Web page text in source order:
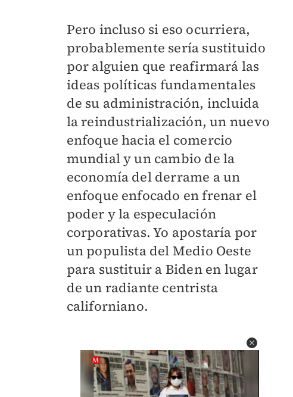
Pero incluso si eso ocurriera,
probablemente sería sustituido
por alguien que reafirmará las
ideas políticas fundamentales
de su administración, incluida
la reindustrialización, un nuevo
enfoque hacia el comercio
mundial y un cambio de la
economía del derrame a un
enfoque enfocado en frenar el
poder y la especulación
corporativas. Yo apostaría por
un populista del Medio Oeste
para sustituir a Biden en lugar
de un radiante centrista
californiano.